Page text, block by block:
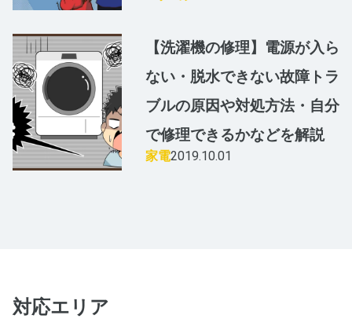
【洗濯機の修理】電源が入ら
ない・脱水できない故障トラ
ブルの原因や対処方法・自分
で修理できるかなどを解説
家電2019.10.01
対応エリア